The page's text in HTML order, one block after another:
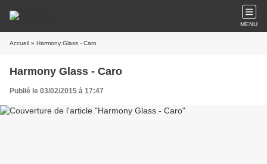
MENU
Accueil » Harmony Glass - Caro
Harmony Glass - Caro
Publié le 03/02/2015 à 17:47